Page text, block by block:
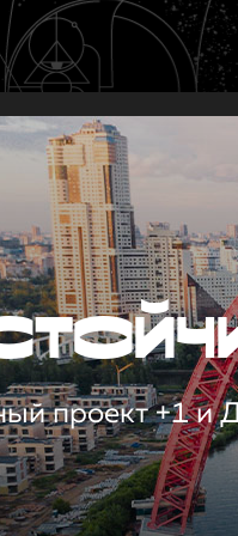
проект +1 и